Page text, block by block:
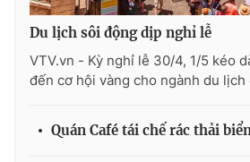
Du lịch sôi động dịp nghỉ lễ
VTV.vn - Kỳ nghỉ lễ 30/4, 1/5 kéo
đến cơ hội vàng cho ngành du lịch
Quán Café tái chế rác thải biển